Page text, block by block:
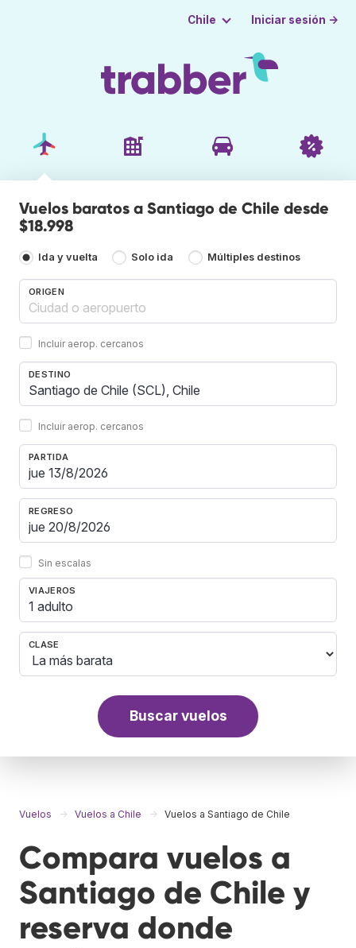
Chile Iniciar sesión →
Vuelos baratos a Santiago de Chile desde
$18.998
Ida y vuelta Solo ida Múltiples destinos
ORIGEN
Incluir aerop. cercanos
DESTINO
Incluir aerop. cercanos
PARTIDA
REGRESO
Sin escalas
VIAJEROS
1 adulto
CLASE
Buscar vuelos
Vuelos Vuelos a Chile Vuelos a Santiago de Chile
Compara vuelos a
Santiago de Chile y
reserva donde